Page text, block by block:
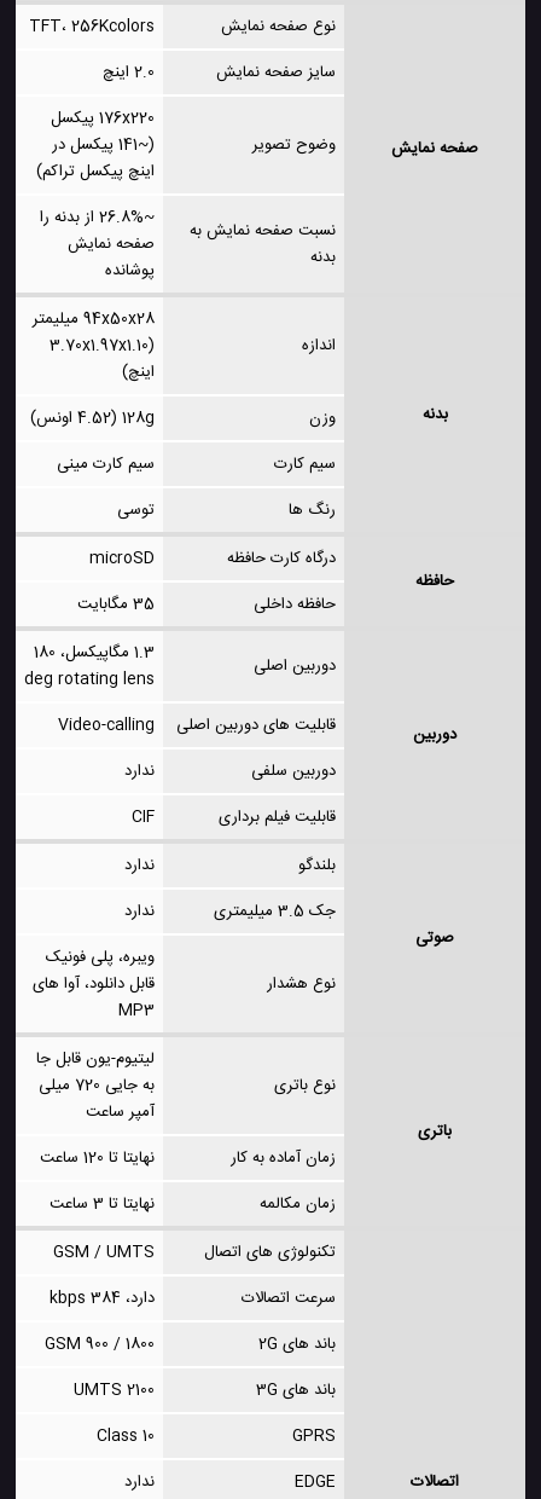
صفحه نمایش
نوع صفحه نمایش
TFT، 256Kcolors
سایز صفحه نمایش
2.0 اینچ
وضوح تصویر
176x220 پیکسل
(~141 پیکسل در
اینچ پیکسل تراکم)
نسبت صفحه نمایش به
بدنه
~26.8% از بدنه را
صفحه نمایش
پوشانده
بدنه
اندازه
94x50x28 میلیمتر
(3.70x1.97x1.10
اینچ)
وزن
128g (4.52 اونس)
سیم کارت
سیم کارت مینی
رنگ ها
توسی
حافظه
درگاه کارت حافظه
microSD
حافظه داخلی
35 مگابایت
دوربین
دوربین اصلی
1.3 مگاپیکسل، 180
deg rotating lens
قابلیت های دوربین اصلی
Video-calling
دوربین سلفی
ندارد
قابلیت فیلم برداری
CIF
صوتی
بلندگو
ندارد
جک 3.5 میلیمتری
ندارد
نوع هشدار
ویبره، پلی فونیک
قابل دانلود، آوا های
MP3
باتری
نوع باتری
لیتیوم-یون قابل جا
به جایی 720 میلی
آمپر ساعت
زمان آماده به کار
نهایتا تا 120 ساعت
زمان مکالمه
نهایتا تا 3 ساعت
اتصالات
تکنولوژی های اتصال
GSM / UMTS
سرعت اتصالات
دارد، 384 kbps
باند های 2G
GSM 900 / 1800
باند های 3G
UMTS 2100
GPRS
Class 10
EDGE
ندارد